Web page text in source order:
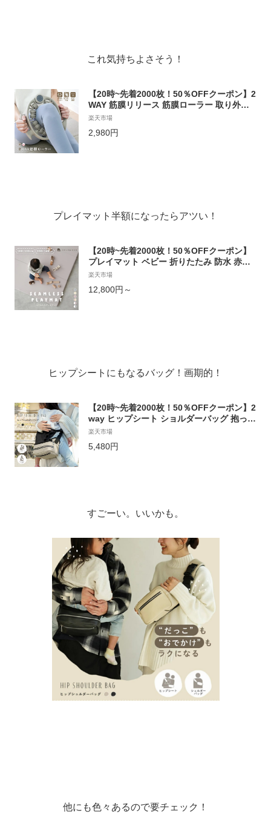
これ気持ちよさそう！
【20時~先着2000枚！50％OFFクーポン】2
WAY 筋膜リリース 筋膜ローラー 取り外し
可能 脚痩せ ふくらはぎ 太もも 足 二の腕 全
チ 筋膜 挟む式
楽天市場
2,980円
プレイマット半額になったらアツい！
【20時~先着2000枚！50％OFFクーポン】
プレイマット ベビー 折りたたみ 防水 赤ち
ゃん 160 200 ベビーサークル対応 キッズ 防
ビーマット オリジナルカラー テコペコ tec
楽天市場
12,800円～
ヒップシートにもなるバッグ！画期的！
【20時~先着2000枚！50％OFFクーポン】2
way ヒップシート ショルダーバッグ 抱っこ
バッグ ウエストポーチ ショルダー スリング
れ ポーチ ショルダーバッグ セカンド抱っこ
楽天市場
5,480円
すごーい。いいかも。
他にも色々あるので要チェック！